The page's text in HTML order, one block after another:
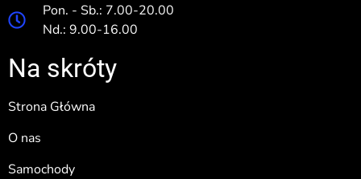
Pon. - Sb.: 7.00-20.00
Nd.: 9.00-16.00
Na skróty
Strona Główna
O nas
Samochody